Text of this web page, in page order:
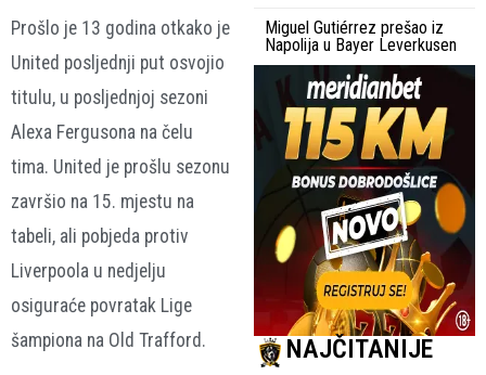
Prošlo je 13 godina otkako je
United posljednji put osvojio
titulu, u posljednjoj sezoni
Alexa Fergusona na čelu
tima. United je prošlu sezonu
završio na 15. mjestu na
tabeli, ali pobjeda protiv
Liverpoola u nedjelju
osiguraće povratak Lige
šampiona na Old Trafford.
Miguel Gutiérrez prešao iz
Napolija u Bayer Leverkusen
NAJČITANIJE